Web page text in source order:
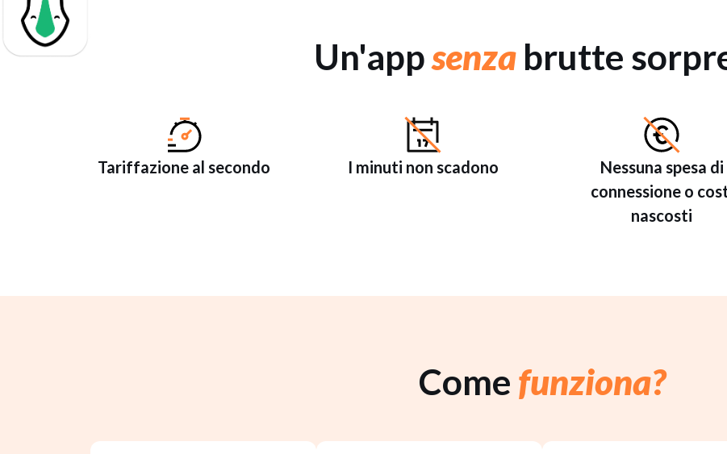
Un'appsenzabrutte
Tariffazione al secondo I minuti non scadono
Nessuna spesa di
connessione o
nascosti
Come funziona?